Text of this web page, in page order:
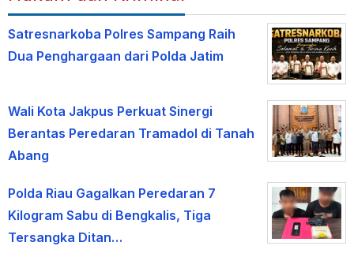
Satresnarkoba Polres Sampang Raih
Dua Penghargaan dari Polda Jatim
Wali Kota Jakpus Perkuat Sinergi
Berantas Peredaran Tramadol di Tanah
Abang
Polda Riau Gagalkan Peredaran 7
Kilogram Sabu di Bengkalis, Tiga
Tersangka Ditan…